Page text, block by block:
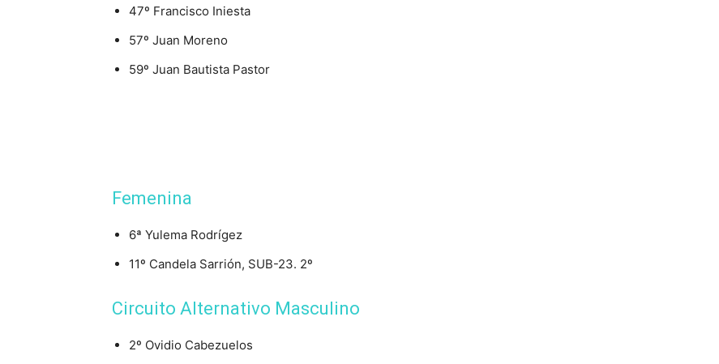
47º Francisco Iniesta
57º Juan Moreno
59º Juan Bautista Pastor
Femenina
6ª Yulema Rodrígez
11º Candela Sarrión, SUB-23. 2º
Circuito Alternativo Masculino
2º Ovidio Cabezuelos